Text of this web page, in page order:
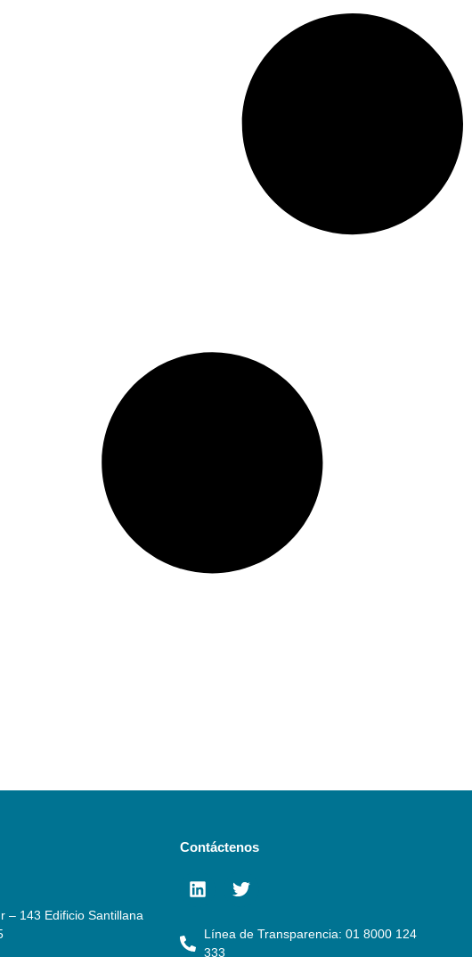
– 143 Edificio Santillana
Contáctenos
Línea de Transparencia: 01 8000 124
333